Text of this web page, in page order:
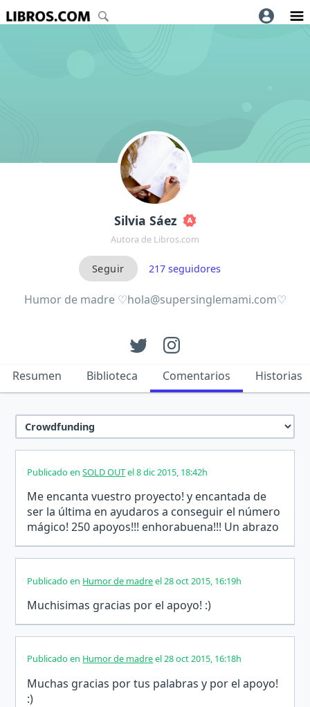
Silvia Sáez
Autora de Libros.com
217seguidores
Humor de madre ♡hola@supersinglemami.com♡
Resumen Biblioteca Comentarios Historias
Publicado enSOLD OUTel 8 dic 2015, 18:42h
Me encanta vuestro proyecto! y encantada de
ser la última en ayudaros a conseguir el número
mágico! 250 apoyos!!! enhorabuena!!! Un abrazo
Publicado en Humor de madreel 28 oct 2015, 16:19h
Muchisimas gracias por el apoyo! :)
Publicado en Humor de madreel 28 oct 2015, 16:18h
Muchas gracias por tus palabras y por el apoyo!
:)